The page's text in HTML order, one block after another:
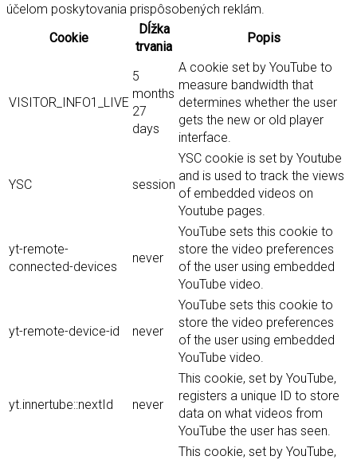
účelom poskytovania prispôsobených reklám.
Cookie
Dĺžka
trvania
Popis
VISITOR_INFO1_LIVE
5
months
27
days
A cookie set by YouTube to
measure bandwidth that
determines whether the user
gets the new or old player
interface.
YSC session
YSC cookie is set by Youtube
and is used to track the views
of embedded videos on
Youtube pages.
yt-remote-
connected-devices
never
YouTube sets this cookie to
store the video preferences
of the user using embedded
YouTube video.
yt-remote-device-id never
YouTube sets this cookie to
store the video preferences
of the user using embedded
YouTube video.
yt.innertube::nextId never
This cookie, set by YouTube,
registers a unique ID to store
data on what videos from
YouTube the user has seen.
This cookie, set by YouTube,